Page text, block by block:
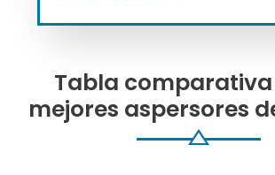
Tabla comparativa
mejores aspersores